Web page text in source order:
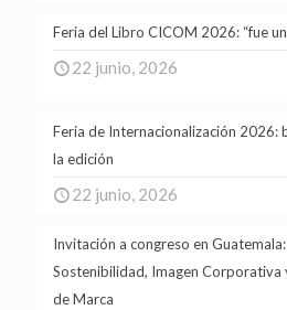
Feria del Libro CICOM 2026: “fue un
22 junio, 2026
Feria de Internacionalización 2026:
la edición
22 junio, 2026
Invitación a congreso en Guatemala:
Sostenibilidad, Imagen Corporativa
de Marca